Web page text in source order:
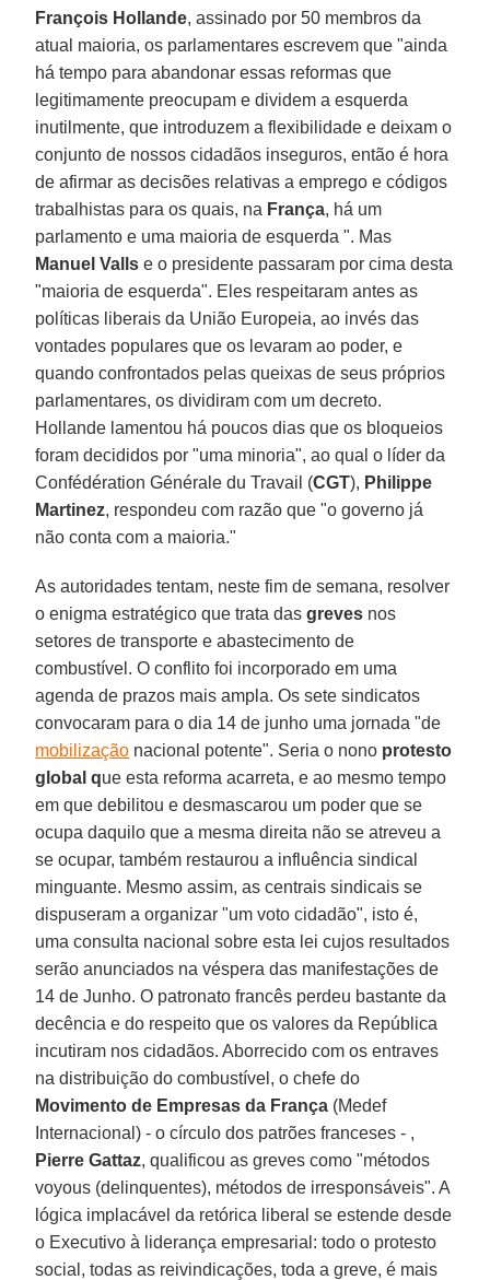
François Hollande, assinado por 50 membros da
atual maioria, os parlamentares escrevem que "ainda
há tempo para abandonar essas reformas que
legitimamente preocupam e dividem a esquerda
inutilmente, que introduzem a flexibilidade e deixam o
conjunto de nossos cidadãos inseguros, então é hora
de afirmar as decisões relativas a emprego e códigos
trabalhistas para os quais, na França, há um
parlamento e uma maioria de esquerda ". Mas
Manuel Valls e o presidente passaram por cima desta
"maioria de esquerda". Eles respeitaram antes as
políticas liberais da União Europeia, ao invés das
vontades populares que os levaram ao poder, e
quando confrontados pelas queixas de seus próprios
parlamentares, os dividiram com um decreto.
Hollande lamentou há poucos dias que os bloqueios
foram decididos por "uma minoria", ao qual o líder da
Confédération Générale du Travail (CGT), Philippe
Martinez, respondeu com razão que "o governo já
não conta com a maioria."
As autoridades tentam, neste fim de semana, resolver
o enigma estratégico que trata dasgreves nos
setores de transporte e abastecimento de
combustível. O conflito foi incorporado em uma
agenda de prazos mais ampla. Os sete sindicatos
convocaram para o dia 14 de junho uma jornada "de
mobilização nacional potente". Seria o nono protesto
global que esta reforma acarreta, e ao mesmo tempo
em que debilitou e desmascarou um poder que se
ocupa daquilo que a mesma direita não se atreveu a
se ocupar, também restaurou a influência sindical
minguante. Mesmo assim, as centrais sindicais se
dispuseram a organizar "um voto cidadão", isto é,
uma consulta nacional sobre esta lei cujos resultados
serão anunciados na véspera das manifestações de
14 de Junho. O patronato francês perdeu bastante da
decência e do respeito que os valores da República
incutiram nos cidadãos. Aborrecido com os entraves
na distribuição do combustível, o chefe do
Movimento de Empresas da França (Medef
Internacional) - o círculo dos patrões franceses - ,
Pierre Gattaz, qualificou as greves como "métodos
voyous (delinquentes), métodos de irresponsáveis". A
lógica implacável da retórica liberal se estende desde
o Executivo à liderança empresarial: todo o protesto
social, todas as reivindicações, toda a greve, é mais